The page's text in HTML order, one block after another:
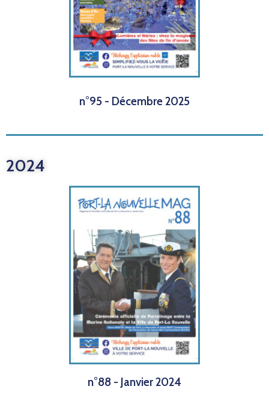
n°95 - Décembre 2025
2024
n°88 - Janvier 2024